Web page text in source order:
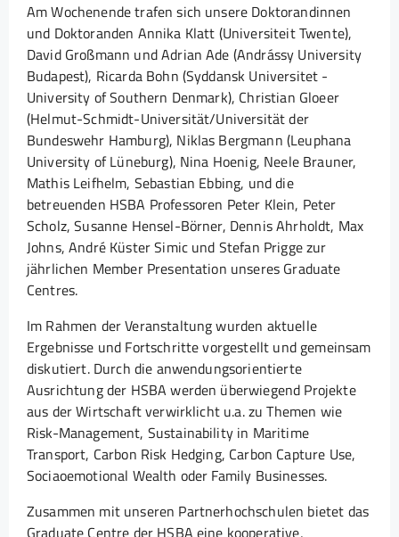
Am Wochenende trafen sich unsere Doktorandinnen
und Doktoranden Annika Klatt (Universiteit Twente),
David Großmann und Adrian Ade (Andrássy University
Budapest), Ricarda Bohn (Syddansk Universitet -
University of Southern Denmark), Christian Gloeer
(Helmut-Schmidt-Universität/Universität der
Bundeswehr Hamburg), Niklas Bergmann (Leuphana
University of Lüneburg), Nina Hoenig, Neele Brauner,
Mathis Leifhelm, Sebastian Ebbing, und die
betreuenden HSBA Professoren Peter Klein, Peter
Scholz, Susanne Hensel-Börner, Dennis Ahrholdt, Max
Johns, André Küster Simic und Stefan Prigge zur
jährlichen Member Presentation unseres Graduate
Centres.
Im Rahmen der Veranstaltung wurden aktuelle
Ergebnisse und Fortschritte vorgestellt und gemeinsam
diskutiert. Durch die anwendungsorientierte
Ausrichtung der HSBA werden überwiegend Projekte
aus der Wirtschaft verwirklicht u.a. zu Themen wie
Risk-Management, Sustainability in Maritime
Transport, Carbon Risk Hedging, Carbon Capture Use,
Sociaoemotional Wealth oder Family Businesses.
Zusammen mit unseren Partnerhochschulen bietet das